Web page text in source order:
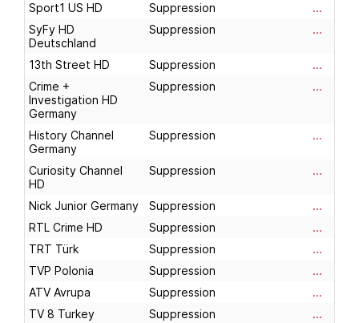
Sport1 US HD
Suppression
...
SyFy HD
Deutschland
Suppression ...
13th Street HD Suppression
...
Crime +
Investigation HD
Germany
Suppression ...
History Channel
Germany
Suppression ...
Curiosity Channel
HD
Suppression ...
Nick Junior Germany Suppression
...
RTL Crime HD
Suppression
...
TRT Türk
Suppression
...
TVP Polonia
Suppression
...
ATV Avrupa
Suppression
...
TV 8 Turkey
Suppression
...